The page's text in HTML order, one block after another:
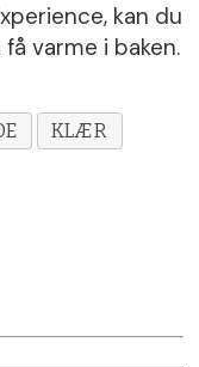
kan du
varme i baken.
KLÆR